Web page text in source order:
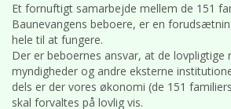
Et fornuftigt samarbejde mellem de 151
Baunevangens beboere, er en
hele til at fungere.
Der er beboernes ansvar, at de lovpligtige
myndigheder og andre eksterne
dels er der vores økonomi (de 151
skal forvaltes på lovlig vis.